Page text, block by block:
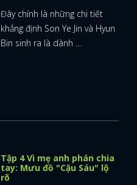
Đây chính là những chi tiết
khẳng định Son Ye Jin và Hyun
Bin sinh ra là dành ...
Tập 4 Vì mẹ anh phán chia
tay: Mưu đồ "Cậu Sáu" lộ
rõ